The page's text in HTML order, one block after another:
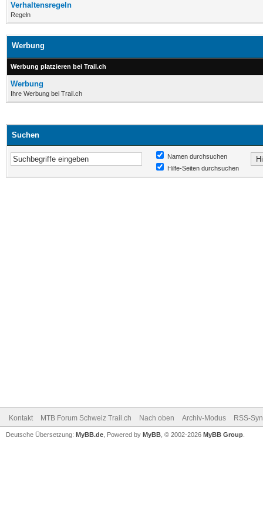
Verhaltensregeln
Regeln
Werbung
Werbung platzieren bei Trail.ch
Werbung
Ihre Werbung bei Trail.ch
Suchen
Namen durchsuchen
Hilfe-Seiten durchsuchen
Kontakt MTB Forum Schweiz Trail.ch Nach oben Archiv-Modus RSS-
Deutsche Übersetzung: MyBB.de , Powered by MyBB , © 2002-2026 MyBB Group